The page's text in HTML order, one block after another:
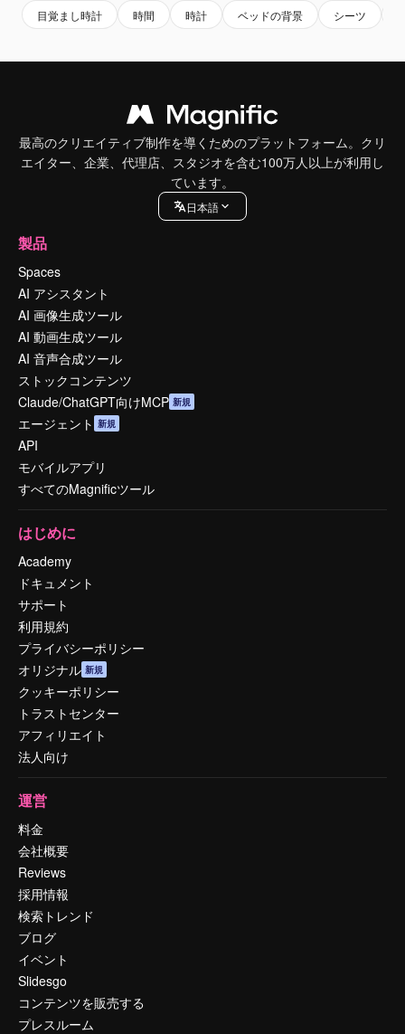
目覚まし時計 時間 時計 ベッドの背景 シーツ
最高のクリエイティブ制作を導くためのプラットフォーム。クリ
エイター、企業、代理店、スタジオを含む100万人以上が利用し
ています。
日本語
製品
Spaces
AI アシスタント
AI 画像生成ツール
AI 動画生成ツール
AI 音声合成ツール
ストックコンテンツ
Claude/ChatGPT向けMCP 新規
エージェント 新規
API
モバイルアプリ
すべてのMagnificツール
はじめに
Academy
ドキュメント
サポート
利用規約
プライバシーポリシー
オリジナル 新規
クッキーポリシー
トラストセンター
アフィリエイト
法人向け
運営
料金
会社概要
Reviews
採用情報
検索トレンド
ブログ
イベント
Slidesgo
コンテンツを販売する
プレスルーム